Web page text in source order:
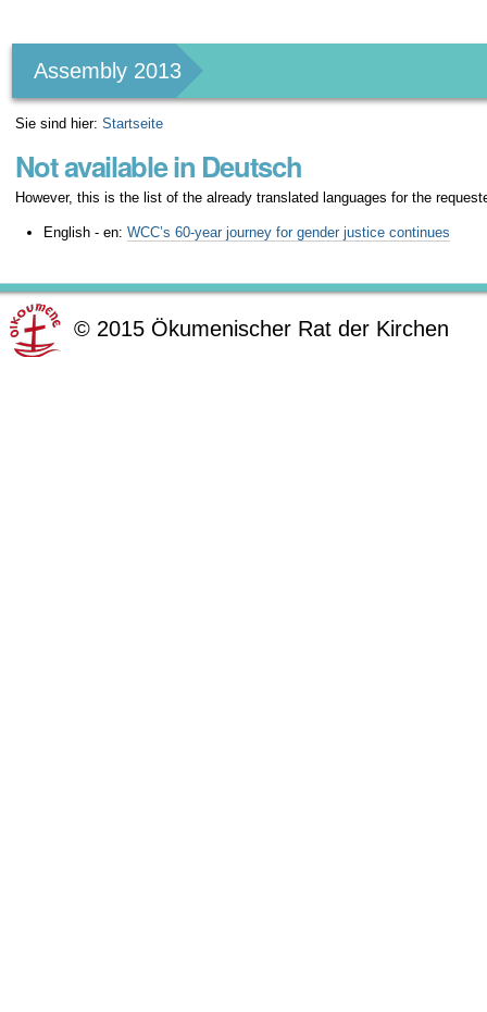
Werkzeuge
Assembly 2013
Sie sind hier: Startseite
Not available in Deutsch
However, this is the list of the already translated languages for the
English - en: WCC’s 60-year journey for gender justice continues
© 2015 Ökumenischer Rat der Kirchen